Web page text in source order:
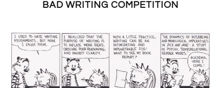
BAD WRITING COMPETITION